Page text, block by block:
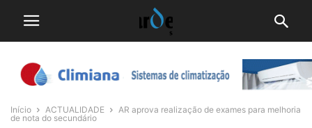
Início ACTUALIDADE
AR aprova realização de exames para melhoria
de nota do secundário